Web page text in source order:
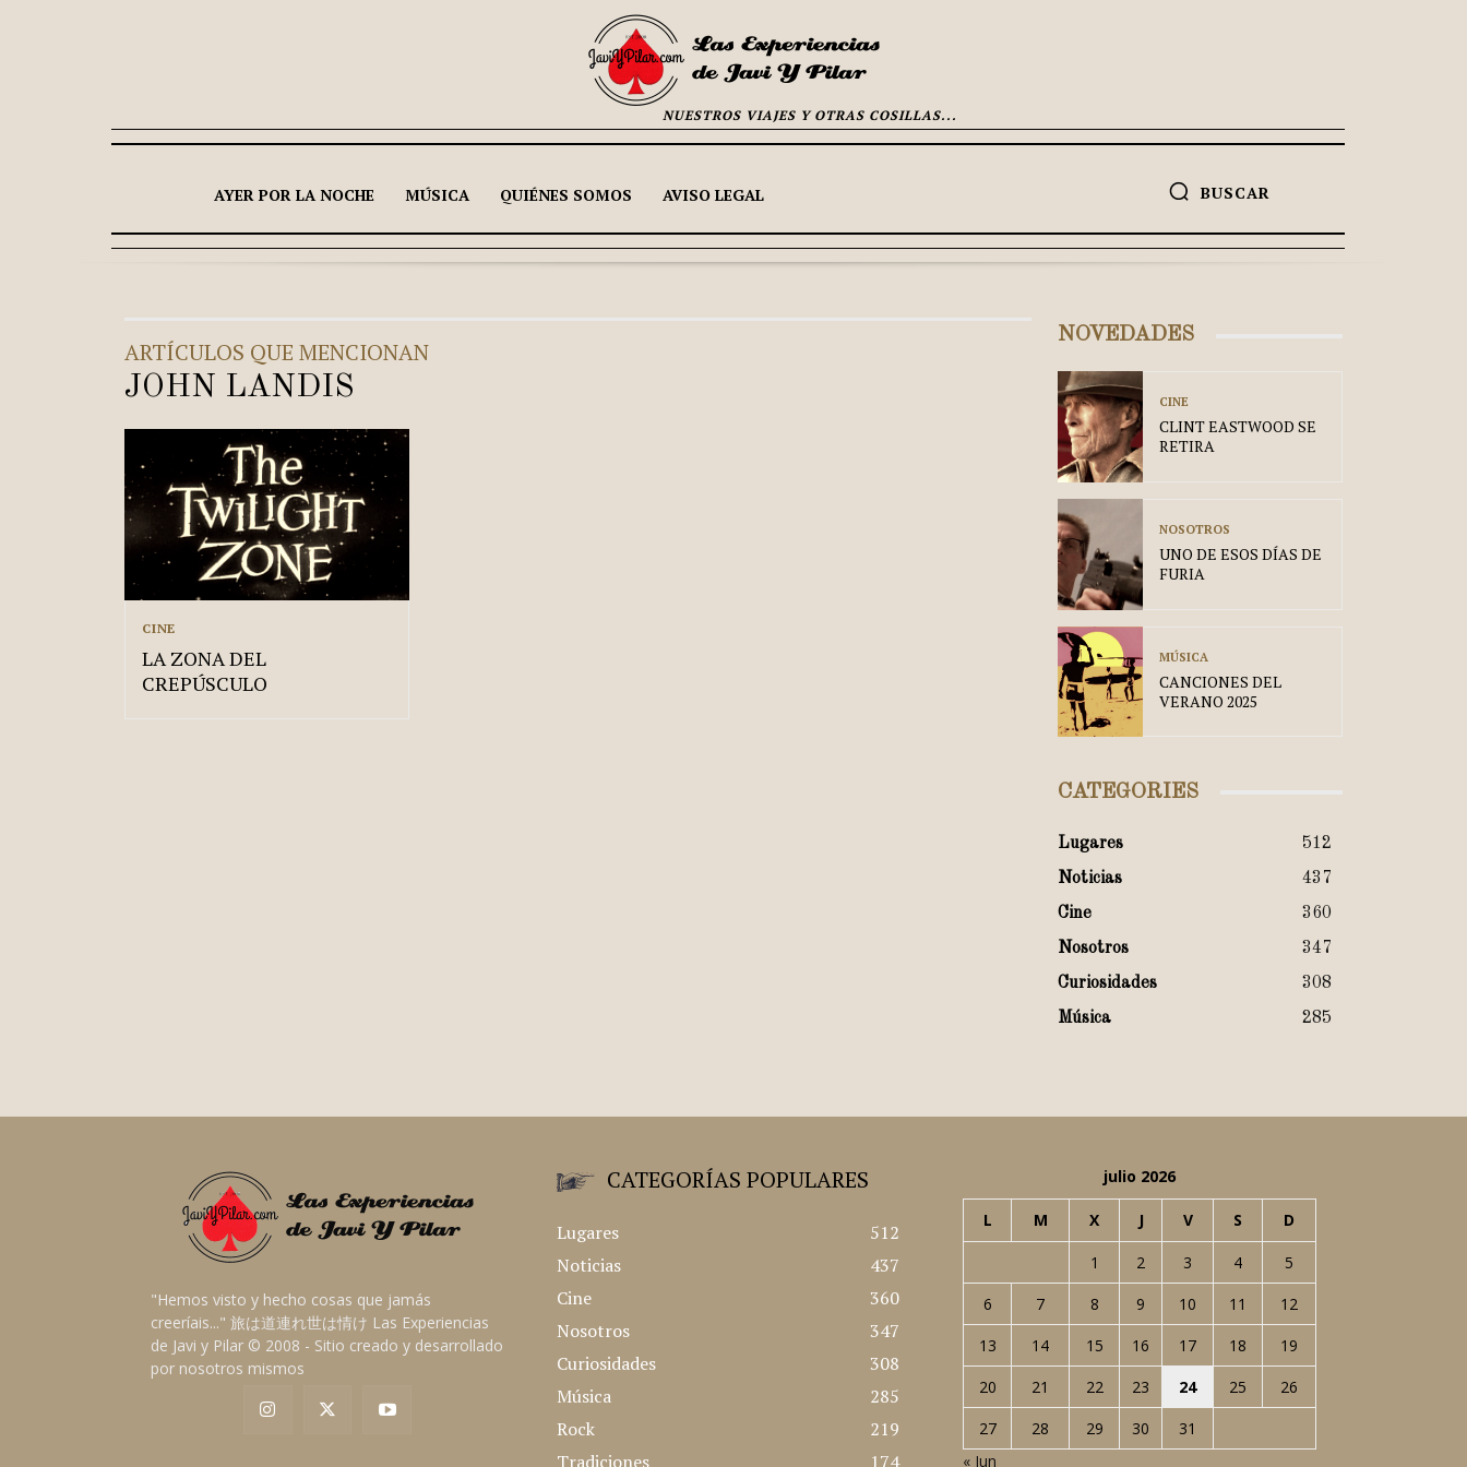
NUESTROS VIAJES Y OTRAS COSILLAS...
AYER POR LA NOCHE MÚSICA QUIÉNES SOMOS AVISO LEGAL BUSCAR
ARTÍCULOS QUE MENCIONAN
JOHN LANDIS
CINE
LA ZONA DEL
CREPÚSCULO
NOVEDADES
CINE
CLINT EASTWOOD SE
RETIRA
NOSOTROS
UNO DE ESOS DÍAS DE
FURIA
MÚSICA
CANCIONES DEL
VERANO 2025
CATEGORIES
Lugares
512
Noticias
437
Cine
360
Nosotros
347
Curiosidades
308
Música
285
"Hemos visto y hecho cosas que jamás
creeríais..." 旅は道連れ世は情け Las Experiencias
de Javi y Pilar © 2008 - Sitio creado y desarrollado
por nosotros mismos
CATEGORÍAS POPULARES
Lugares
512
Noticias
437
Cine
360
Nosotros
347
Curiosidades
308
Música
285
Rock
219
Tradiciones
174
julio 2026
L M X J V S D
1 2 3 4
5
6
7 8 9 10 11
12
13
14 15 16 17 18
19
20
21 22 23 24 25
26
27
28 29 30
31
« Jun